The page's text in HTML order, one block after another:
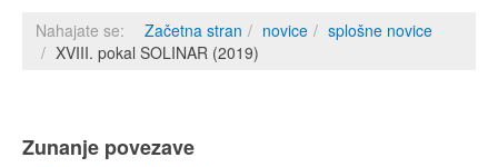
Nahajate se: Začetna stran novice
splošne novice
XVIII. pokal SOLINAR (2019)
Zunanje povezave